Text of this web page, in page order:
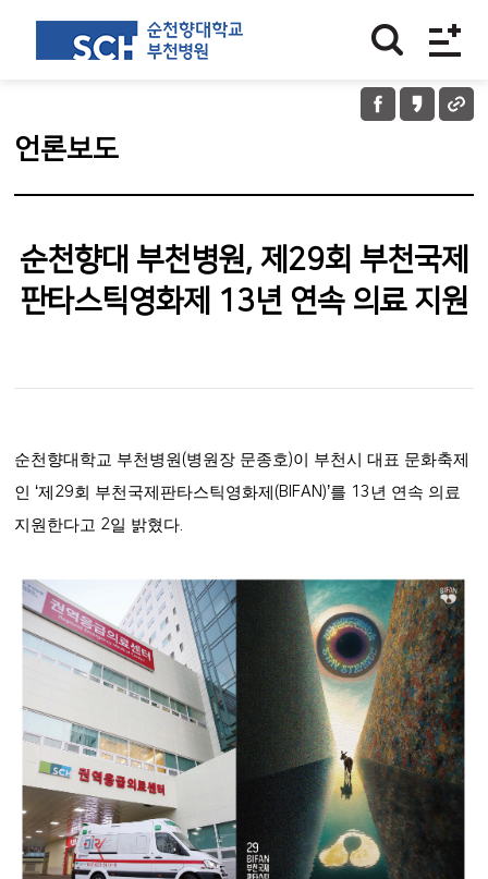
언론보도
순천향대 부천병원, 제29회 부천국제
판타스틱영화제 13년 연속 의료 지원
순천향대학교 부천병원 (병원장 문종호)이 부천시 대표 문화축제
인 ‘제 29회 부천국제판타스틱영화제 (BIFAN)’를 13년 연속 의료
지원한다고 2일 밝혔다